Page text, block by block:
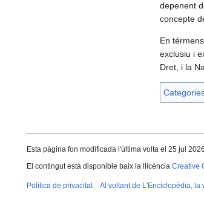
depenent
concepte
En
exclusiu i
Dret, i la
Esta pàgina fon modificada l'última volta el 25 jul
El contingut està disponible baix la llicència Creative
Política de privacitat Al voltant de L'Enciclopèdia, la